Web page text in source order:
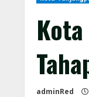
adminRed